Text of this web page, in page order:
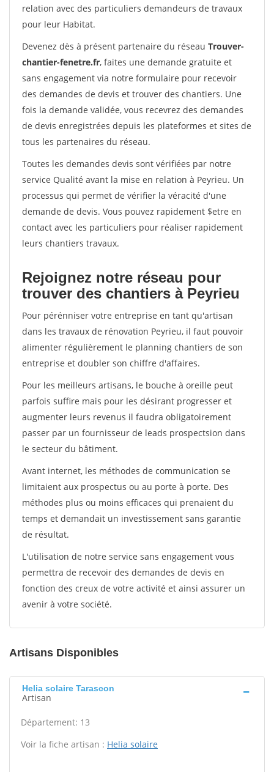
relation avec des particuliers demandeurs de travaux
pour leur Habitat.
Devenez dès à présent partenaire du réseau Trouver-
chantier-fenetre.fr, faites une demande gratuite et
sans engagement via notre formulaire pour recevoir
des demandes de devis et trouver des chantiers. Une
fois la demande validée, vous recevrez des demandes
de devis enregistrées depuis les plateformes et sites de
tous les partenaires du réseau.
Toutes les demandes devis sont vérifiées par notre
service Qualité avant la mise en relation à Peyrieu. Un
processus qui permet de vérifier la véracité d'une
demande de devis. Vous pouvez rapidement $etre en
contact avec les particuliers pour réaliser rapidement
leurs chantiers travaux.
Rejoignez notre réseau pour
trouver des chantiers à Peyrieu
Pour pérénniser votre entreprise en tant qu'artisan
dans les travaux de rénovation Peyrieu, il faut pouvoir
alimenter régulièrement le planning chantiers de son
entreprise et doubler son chiffre d'affaires.
Pour les meilleurs artisans, le bouche à oreille peut
parfois suffire mais pour les désirant progresser et
augmenter leurs revenus il faudra obligatoirement
passer par un fournisseur de leads prospectsion dans
le secteur du bâtiment.
Avant internet, les méthodes de communication se
limitaient aux prospectus ou au porte à porte. Des
méthodes plus ou moins efficaces qui prenaient du
temps et demandait un investissement sans garantie
de résultat.
L'utilisation de notre service sans engagement vous
permettra de recevoir des demandes de devis en
fonction des creux de votre activité et ainsi assurer un
avenir à votre société.
Artisans Disponibles
Helia solaire Tarascon
Artisan
Département: 13
Voir la fiche artisan : Helia solaire